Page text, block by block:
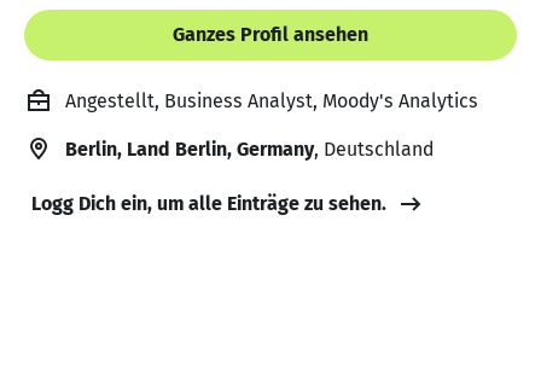
Ganzes Profil ansehen
Angestellt, Business Analyst, Moody's Analytics
Berlin, Land Berlin, Germany, Deutschland
Logg Dich ein, um alle Einträge zu sehen.